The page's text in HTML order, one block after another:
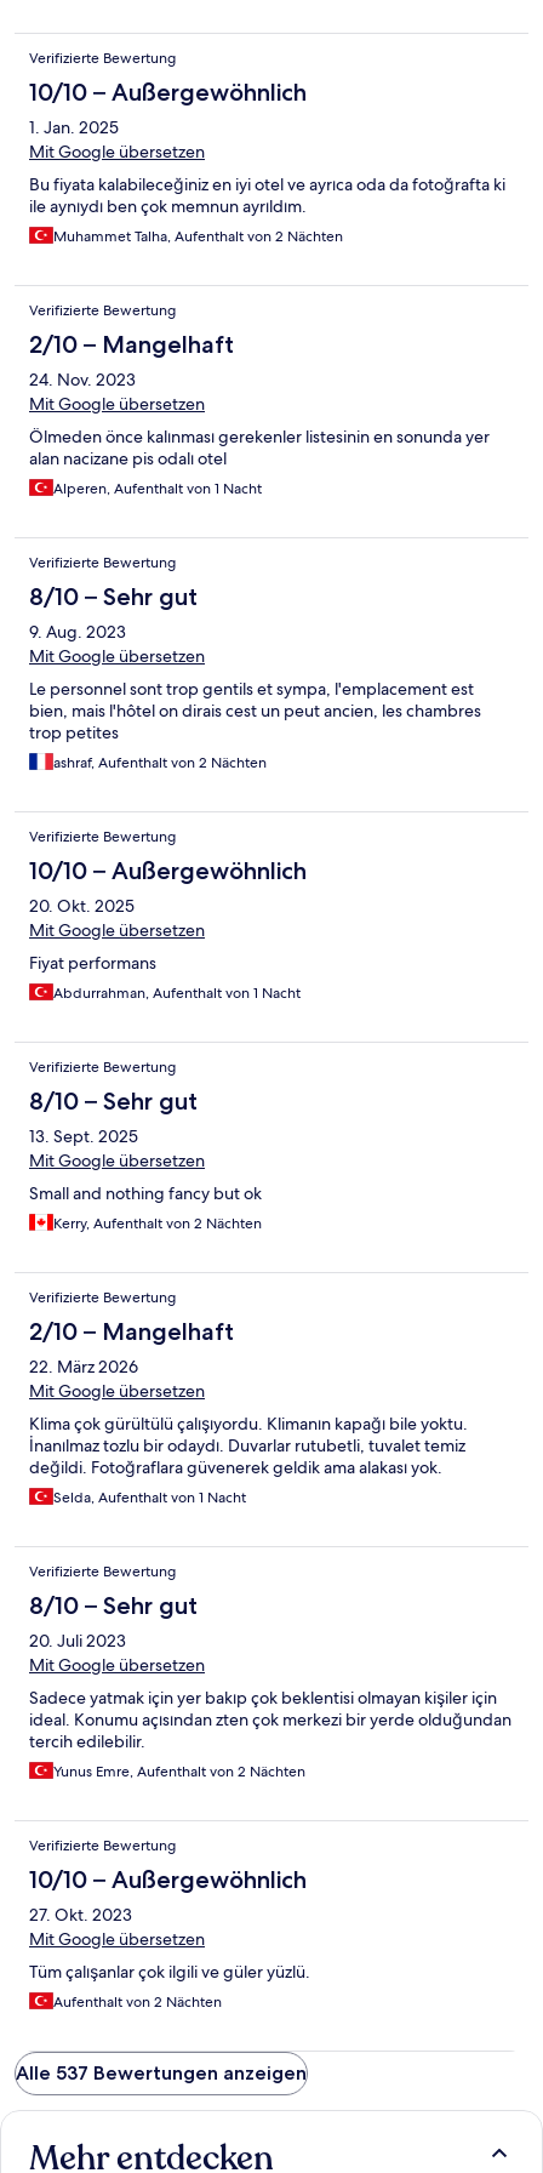
Verifizierte Bewertung
10/10 – Außergewöhnlich
1. Jan. 2025
Mit Google übersetzen
Bu fiyata kalabileceğiniz en iyi otel ve ayrıca oda da fotoğrafta ki
ile aynıydı ben çok memnun ayrıldım.
Muhammet Talha, Aufenthalt von 2 Nächten
Verifizierte Bewertung
2/10 – Mangelhaft
24. Nov. 2023
Mit Google übersetzen
Ölmeden önce kalınması gerekenler listesinin en sonunda yer
alan nacizane pis odalı otel
Alperen, Aufenthalt von 1 Nacht
Verifizierte Bewertung
8/10 – Sehr gut
9. Aug. 2023
Mit Google übersetzen
Le personnel sont trop gentils et sympa, l'emplacement est
bien, mais l'hôtel on dirais cest un peut ancien, les chambres
trop petites
ashraf, Aufenthalt von 2 Nächten
Verifizierte Bewertung
10/10 – Außergewöhnlich
20. Okt. 2025
Mit Google übersetzen
Fiyat performans
Abdurrahman, Aufenthalt von 1 Nacht
Verifizierte Bewertung
8/10 – Sehr gut
13. Sept. 2025
Mit Google übersetzen
Small and nothing fancy but ok
Kerry, Aufenthalt von 2 Nächten
Verifizierte Bewertung
2/10 – Mangelhaft
22. März 2026
Mit Google übersetzen
Klima çok gürültülü çalışıyordu. Klimanın kapağı bile yoktu.
İnanılmaz tozlu bir odaydı. Duvarlar rutubetli, tuvalet temiz
değildi. Fotoğraflara güvenerek geldik ama alakası yok.
Selda, Aufenthalt von 1 Nacht
Verifizierte Bewertung
8/10 – Sehr gut
20. Juli 2023
Mit Google übersetzen
Sadece yatmak için yer bakıp çok beklentisi olmayan kişiler için
ideal. Konumu açısından zten çok merkezi bir yerde olduğundan
tercih edilebilir.
Yunus Emre, Aufenthalt von 2 Nächten
Verifizierte Bewertung
10/10 – Außergewöhnlich
27. Okt. 2023
Mit Google übersetzen
Tüm çalışanlar çok ilgili ve güler yüzlü.
Aufenthalt von 2 Nächten
Alle 537 Bewertungen anzeigen
Mehr entdecken